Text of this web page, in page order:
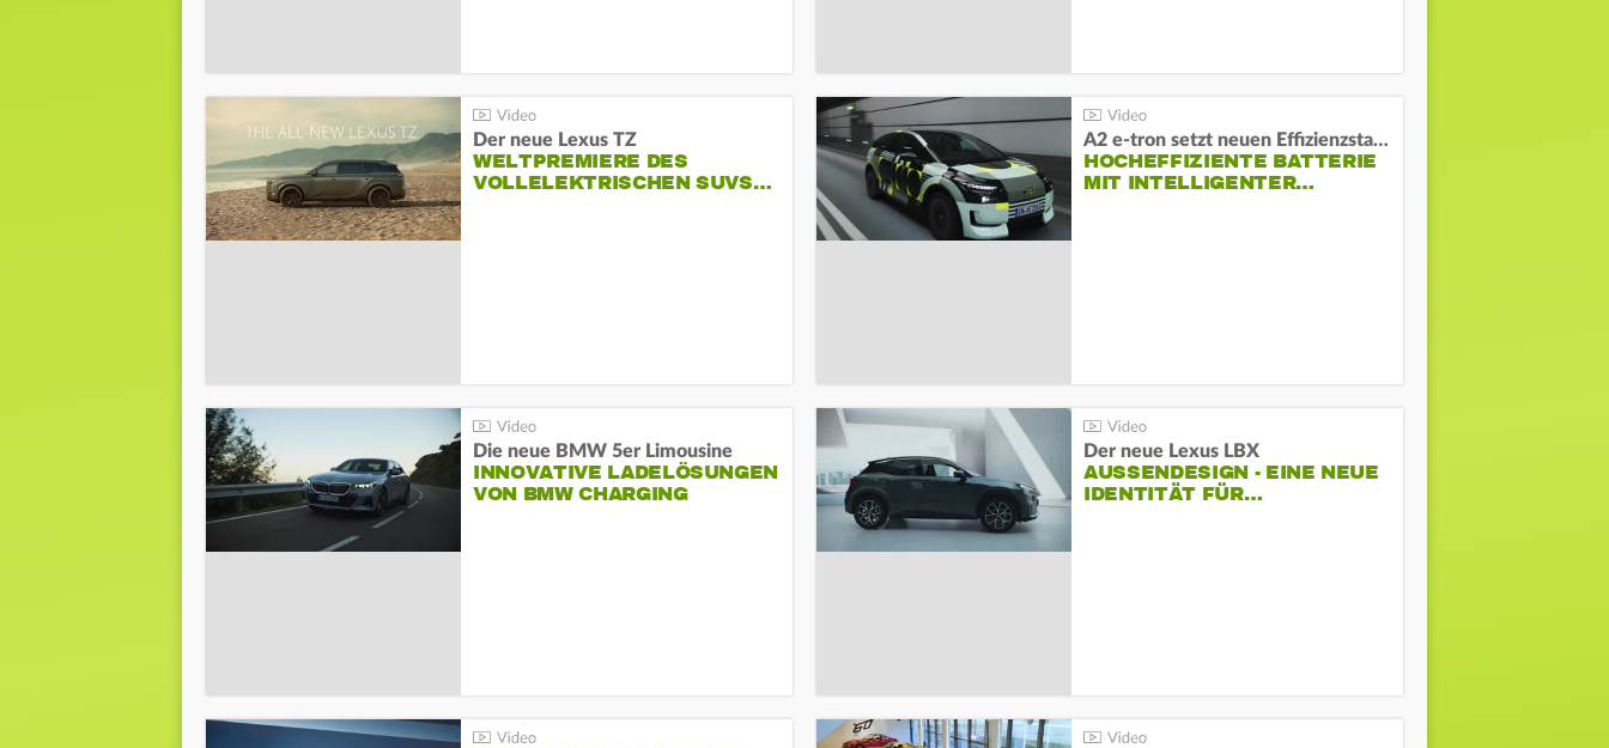
Der neue Lexus TZ
WELTPREMIERE DES
VOLLELEKTRISCHEN SUVS…
A2 e-tron setzt neuen Effizienzstandard bei Audi
HOCHEFFIZIENTE BATTERIE
MIT INTELLIGENTER…
Die neue BMW 5er Limousine
INNOVATIVE LADELÖSUNGEN
VON BMW CHARGING
Der neue Lexus LBX
AUSSENDESIGN - EINE NEUE I
DENTITÄT FÜR…